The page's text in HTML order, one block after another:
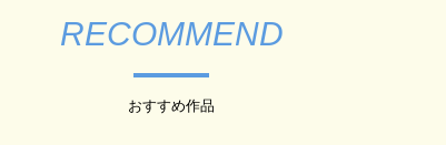
RECOMMEND
おすすめ作品